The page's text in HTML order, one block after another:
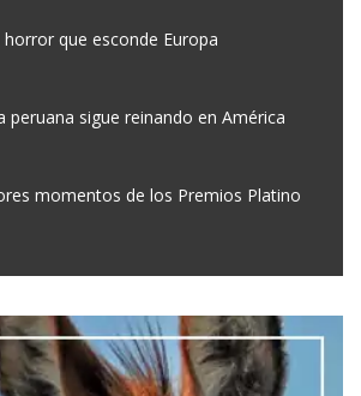
que esconde Europa
peruana sigue reinando en América
momentos de los Premios Platino